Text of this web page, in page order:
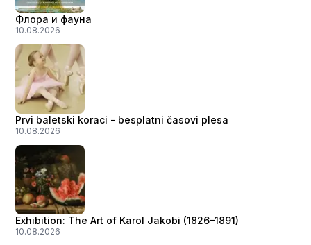
Флора и фауна
10.08.2026
Prvi baletski koraci - besplatni časovi plesa
10.08.2026
Exhibition: The Art of Karol Jakobi (1826–1891)
10.08.2026